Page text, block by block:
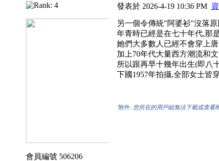
會員編號 506206
發表於 2026-4-19 10:36 PM
另一個令傳統"阿婆衫"沒落
年青時已經是在七十年代,那
她們大多數人已經不會穿上
加上70年代大量西方潮流和
所以跟再早十幾年出生(即八
下國1957年拍攝,全部女士皆
附件: 您所在的用戶組無法下載或查看